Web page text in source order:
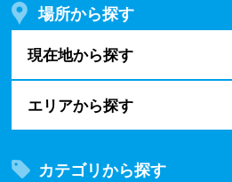
場所から探す
現在地から探す
エリアから探す
カテゴリから探す